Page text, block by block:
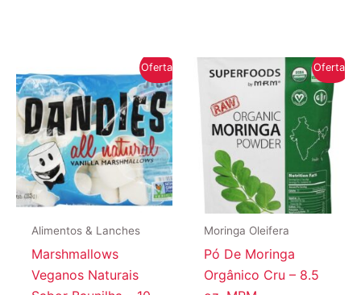
Oferta!
Alimentos & Lanches
Marshmallows
Veganos Naturais
Oferta!
Moringa Oleifera
Pó De Moringa
Orgânico Cru – 8.5